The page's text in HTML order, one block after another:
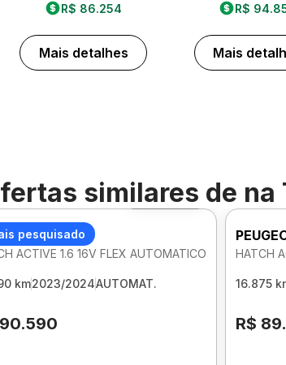
R$ 86.254
Mais detalhes
R$
Mais
similares de na
pesquisado
Foto 360º
208
ACTIVE 1.6 16V FLEX AUTOMATICO
km2023/2024AUTOMAT.
HATCH
16.875
R$